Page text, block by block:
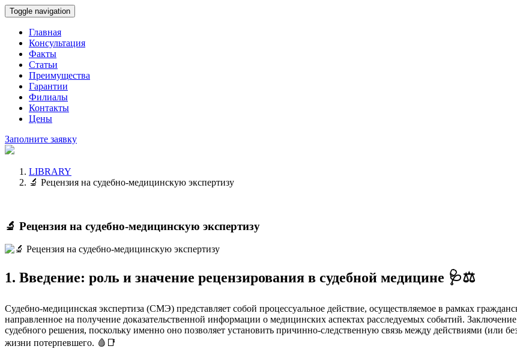
Toggle navigation
Главная
Консультация
Факты
Статьи
Преимущества
Гарантии
Филиалы
Контакты
Цены
Заполните заявку
LIBRARY
🔬 Рецензия на судебно-медицинскую экспертизу
🔬 Рецензия на судебно-медицинскую экспертизу
1. Введение: роль и значение рецензирования в судебной медицине 🩺⚖️
Судебно-медицинская экспертиза (СМЭ) представляет собой процессуальное действие, осуществляемое в рамках
направленное на получение доказательственной информации о медицинских аспектах расследуемых событий.
судебного решения, поскольку именно оно позволяет установить причинно-следственную связь между действиями (или
жизни потерпевшего. 🩸📑